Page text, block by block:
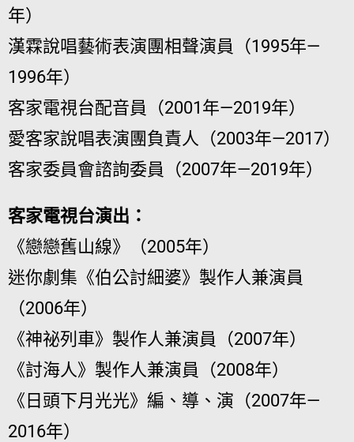
年）
漢霖說唱藝術表演團相聲演員（1995年—
1996年）
客家電視台配音員（2001年—2019年）
愛客家說唱表演團負責人（2003年—2017）
客家委員會諮詢委員（2007年—2019年）
客家電視台演出：
《戀戀舊山線》（2005年）
迷你劇集《伯公討細婆》製作人兼演員
（2006年）
《神祕列車》製作人兼演員（2007年）
《討海人》製作人兼演員（2008年）
《日頭下月光光》編、導、演（2007年—
2016年）